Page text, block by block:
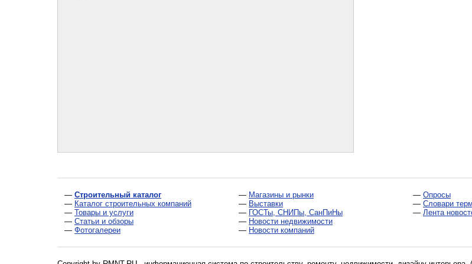
— Строительный каталог
— Каталог строительных компаний
— Товары и услуги
— Статьи и обзоры
— Фотогалереи
— Магазины и рынки
— Выставки
— ГОСТы, СНИПы, СанПиНы
— Новости недвижимости
— Новости компаний
— Опросы
— Словари
— Лента